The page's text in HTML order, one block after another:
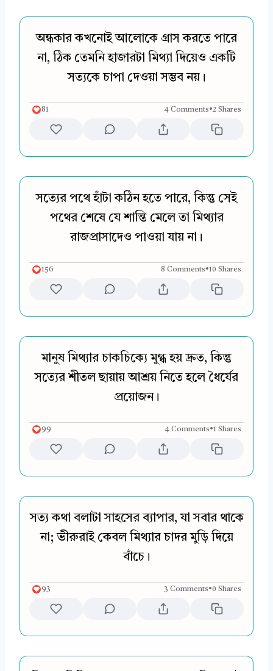
অন্ধকার কখনোই আলোকে গ্রাস করতে পারে
না, ঠিক তেমনি হাজারটা মিথ্যা দিয়েও একটি
সত্যকে চাপা দেওয়া সম্ভব নয়।
81 4 Comments•2 Shares
সত্যের পথে হাঁটা কঠিন হতে পারে, কিন্তু সেই
পথের শেষে যে শান্তি মেলে তা মিথ্যার
রাজপ্রাসাদেও পাওয়া যায় না।
156 8 Comments•10 Shares
মানুষ মিথ্যার চাকচিক্যে মুগ্ধ হয় দ্রুত, কিন্তু
সত্যের শীতল ছায়ায় আশ্রয় নিতে হলে ধৈর্যের
প্রয়োজন।
99 4 Comments•1 Shares
সত্য কথা বলাটা সাহসের ব্যাপার, যা সবার থাকে
না; ভীরুরাই কেবল মিথ্যার চাদর মুড়ি দিয়ে
বাঁচে।
93 3 Comments•0 Shares